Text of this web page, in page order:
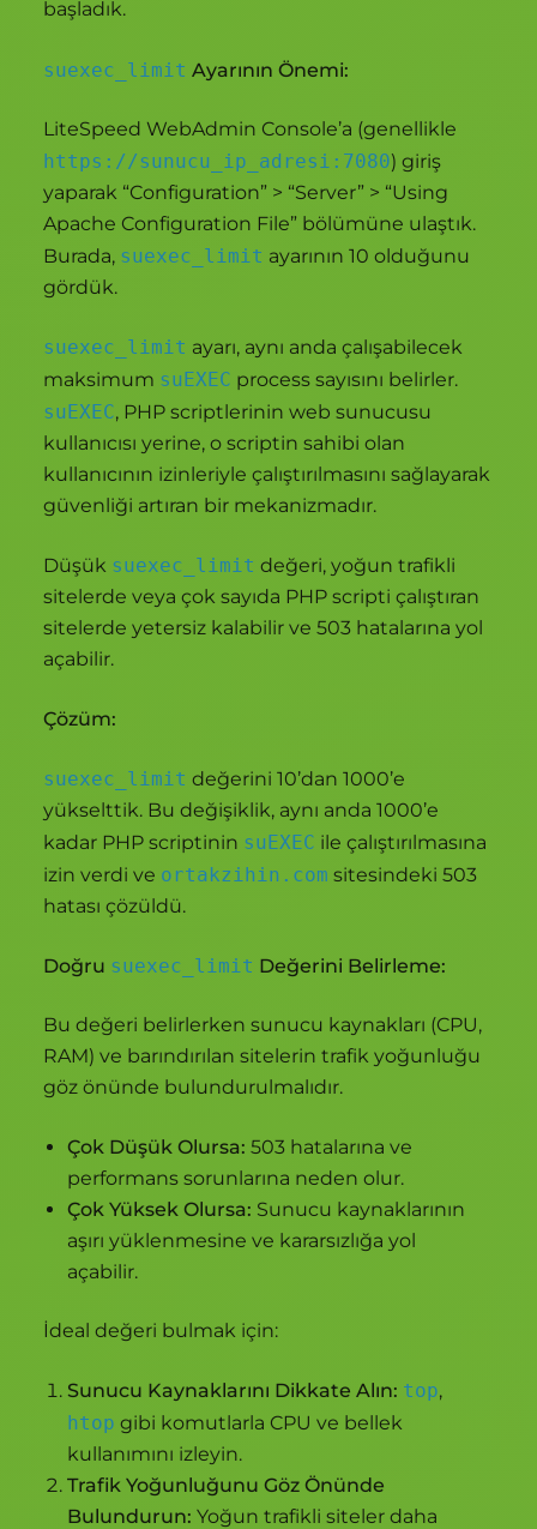
başladık.
suexec_limit Ayarının Önemi:
LiteSpeed WebAdmin Console’a (genellikle
https://sunucu_ip_adresi:7080) giriş
yaparak “Configuration” > “Server” > “Using
Apache Configuration File” bölümüne ulaştık.
Burada, suexec_limit ayarının 10 olduğunu
gördük.
suexec_limit ayarı, aynı anda çalışabilecek
maksimum suEXEC process sayısını belirler.
suEXEC, PHP scriptlerinin web sunucusu
kullanıcısı yerine, o scriptin sahibi olan
kullanıcının izinleriyle çalıştırılmasını sağlayarak
güvenliği artıran bir mekanizmadır.
Düşük suexec_limit değeri, yoğun trafikli
sitelerde veya çok sayıda PHP scripti çalıştıran
sitelerde yetersiz kalabilir ve 503 hatalarına yol
açabilir.
Çözüm:
suexec_limit değerini 10’dan 1000’e
yükselttik. Bu değişiklik, aynı anda 1000’e
kadar PHP scriptinin suEXEC ile çalıştırılmasına
izin verdi ve ortakzihin.com sitesindeki 503
hatası çözüldü.
Doğru suexec_limit Değerini Belirleme:
Bu değeri belirlerken sunucu kaynakları (CPU,
RAM) ve barındırılan sitelerin trafik yoğunluğu
göz önünde bulundurulmalıdır.
Çok Düşük Olursa: 503 hatalarına ve
performans sorunlarına neden olur.
Çok Yüksek Olursa: Sunucu kaynaklarının
aşırı yüklenmesine ve kararsızlığa yol
açabilir.
İdeal değeri bulmak için:
Sunucu Kaynaklarını Dikkate Alın: top,
htop gibi komutlarla CPU ve bellek
kullanımını izleyin.
Trafik Yoğunluğunu Göz Önünde
Bulundurun: Yoğun trafikli siteler daha